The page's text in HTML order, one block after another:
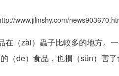
www.jilinshy.com/
（zài）蟲子比較多的地方。
（de）食品，也損（sǔn）害